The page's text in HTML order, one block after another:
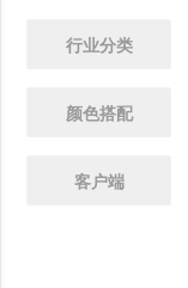
行业分类
颜色搭配
客户端